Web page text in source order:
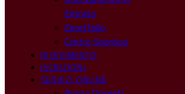
Entrata
Eportfolio
Centro Sportivo
RICEVIMENTO
ISCRIZIONI
SERVIZI ONLINE